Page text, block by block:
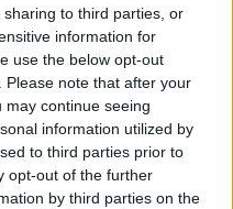
to third parties, or
information for
use the below opt-out
note that after your
continue seeing
information utilized by
to third parties prior to
opt-out of the further
by third parties on the
Csillagjegyek rangsora:
ők lesznek a
legszerencsésebbek 2026
nyarán